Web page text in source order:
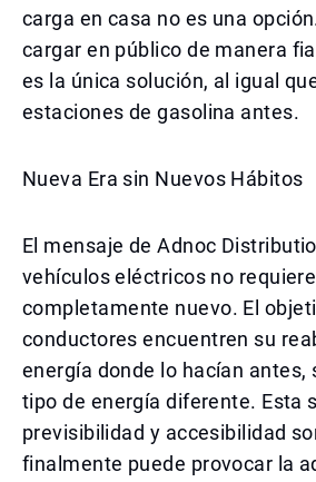
carga en casa no es una
cargar en público de manera
es la única solución, al igual
estaciones de gasolina antes.
Nueva Era sin Nuevos Hábitos
El mensaje de Adnoc
vehículos eléctricos no
completamente nuevo. El
conductores encuentren su
energía donde lo hacían antes,
tipo de energía diferente. Esta
previsibilidad y accesibilidad
finalmente puede provocar la